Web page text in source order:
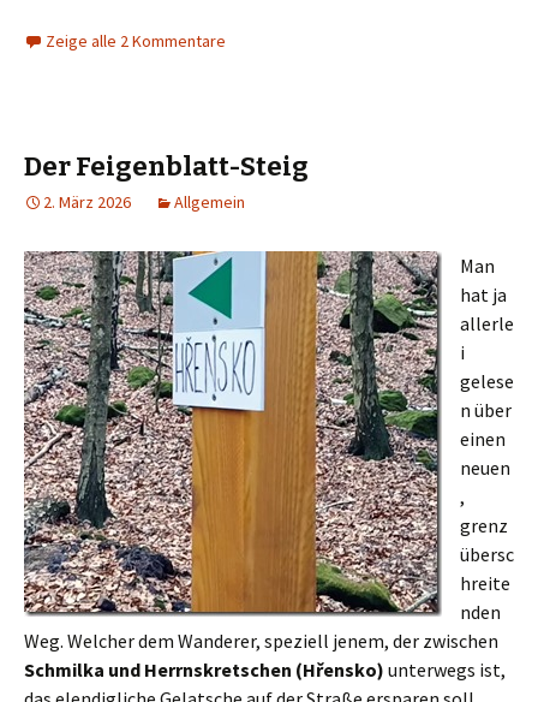
Zeige alle 2 Kommentare
Der Feigenblatt-Steig
2. März 2026 Allgemein
Man
hat ja
allerle
i
gelese
n über
einen
neuen
,
grenz
übersc
hreite
nden
Weg. Welcher dem Wanderer, speziell jenem, der zwischen
Schmilka und Herrnskretschen (Hřensko) unterwegs ist,